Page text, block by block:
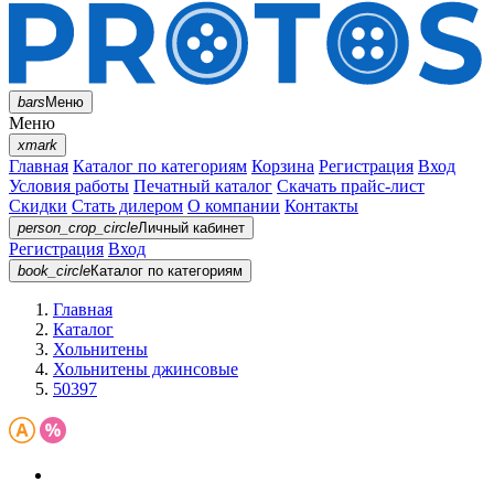
barsМеню
Меню
xmark
Главная Каталог по категориям Корзина Регистрация Вход
Условия работы Печатный каталог Скачать прайс-лист
Скидки Стать дилером О компании Контакты
person_crop_circleЛичный кабинет
Регистрация Вход
book_circleКаталог по категориям
Главная
Каталог
Хольнитены
Хольнитены джинсовые
50397